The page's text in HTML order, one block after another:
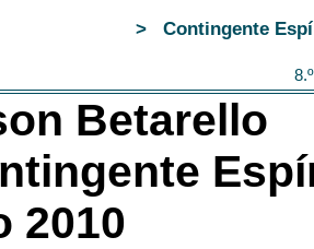
> Contingente
Betarello
2010